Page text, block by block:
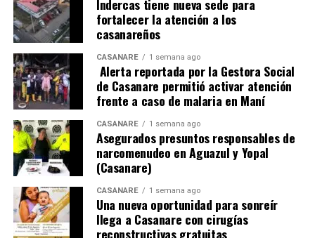
Indercas tiene nueva sede para
fortalecer la atención a los
casanareños
CASANARE 1 semana ago
Alerta reportada por la Gestora Social
de Casanare permitió activar atención
frente a caso de malaria en Maní
CASANARE 1 semana ago
Asegurados presuntos responsables de
narcomenudeo en Aguazul y Yopal
(Casanare)
CASANARE 1 semana ago
Una nueva oportunidad para sonreír
llega a Casanare con cirugías
reconstructivas gratuitas